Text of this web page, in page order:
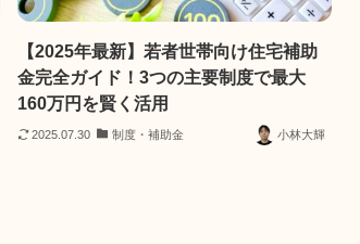
【2025年最新】若者世帯向け住宅補助
金完全ガイド！3つの主要制度で最大
160万円を賢く活用
2025.07.30 制度・補助金 小林大輝